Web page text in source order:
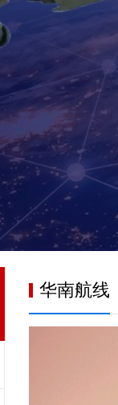
华南航线